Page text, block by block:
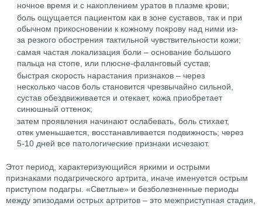
ночное время и с накоплением уратов в плазме крови;
боль ощущается пациентом как в зоне суставов, так и при
обычном прикосновении к кожному покрову над ними из-
за резкого обострения тактильной чувствительности кожи;
самая частая локализация боли – основание большого
пальца на стопе, или плюсне-фаланговый сустав;
быстрая скорость нарастания признаков – через
несколько часов боль становится чрезвычайно сильной,
сустав обездвиживается и отекает, кожа приобретает
синюшный оттенок;
затем проявления начинают ослабевать, боль стихает,
отек уменьшается, восстанавливается подвижность; через
5-10 дней все патологические признаки исчезают.
Этот период, характеризующийся яркими и острыми
признаками подагрического артрита, иначе именуется острым
приступом подагры. «Светлые» и безболезненные периоды
между эпизодами острых артритов – это межприступная стадия,